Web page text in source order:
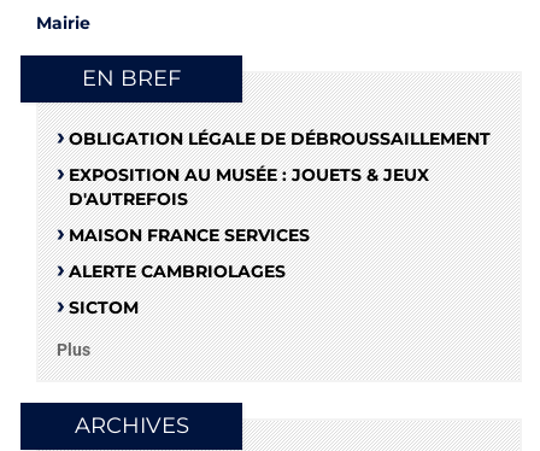
Mairie
EN BREF
OBLIGATION LÉGALE DE DÉBROUSSAILLEMENT
EXPOSITION AU MUSÉE : JOUETS & JEUX
D'AUTREFOIS
MAISON FRANCE SERVICES
ALERTE CAMBRIOLAGES
SICTOM
Plus
ARCHIVES